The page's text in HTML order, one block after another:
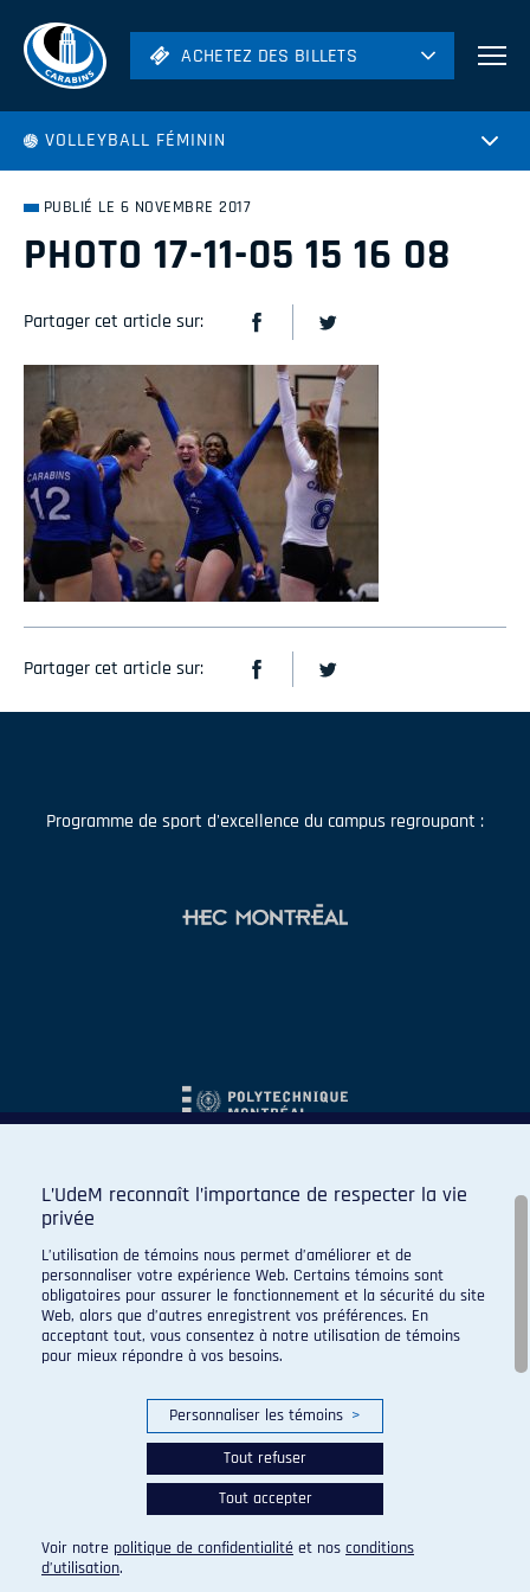
ACHETEZ DES BILLETS
Hockey
ACHETEZ DES BILLETS
VOLLEYBALL FÉMININ
PUBLIÉ LE 6 NOVEMBRE 2017
PHOTO 17-11-05 15 16 08
Partager cet article sur:
Partager cet article sur:
Programme de sport d'excellence du campus regroupant :
© 2026 Carabins de l'Université de Montréal. Tous droits
réservés.
Paramètres des témoins
L’UdeM reconnaît l’importance de respecter la vie
privée
L’utilisation de témoins nous permet d’améliorer et de
personnaliser votre expérience Web. Certains témoins sont
obligatoires pour assurer le fonctionnement et la sécurité du site
Web, alors que d’autres enregistrent vos préférences. En
acceptant tout, vous consentez à notre utilisation de témoins
pour mieux répondre à vos besoins.
Personnaliser les témoins >
Tout refuser
Tout accepter
Voir notre politique de confidentialité et nos conditions
d’utilisation.